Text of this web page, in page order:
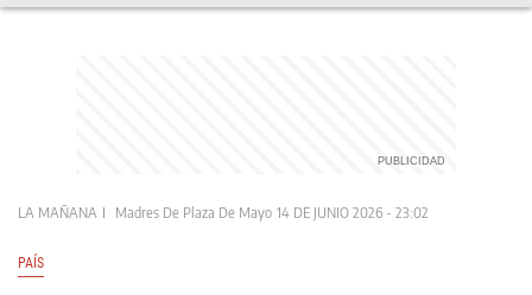
LA MAÑANA Madres De Plaza De Mayo 14 DE JUNIO 2026 - 23:02
PAÍS